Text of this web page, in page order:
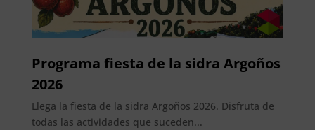
Programa fiesta de la sidra Argoños
2026
Llega la fiesta de la sidra Argoños 2026. Disfruta de
todas las actividades que suceden...